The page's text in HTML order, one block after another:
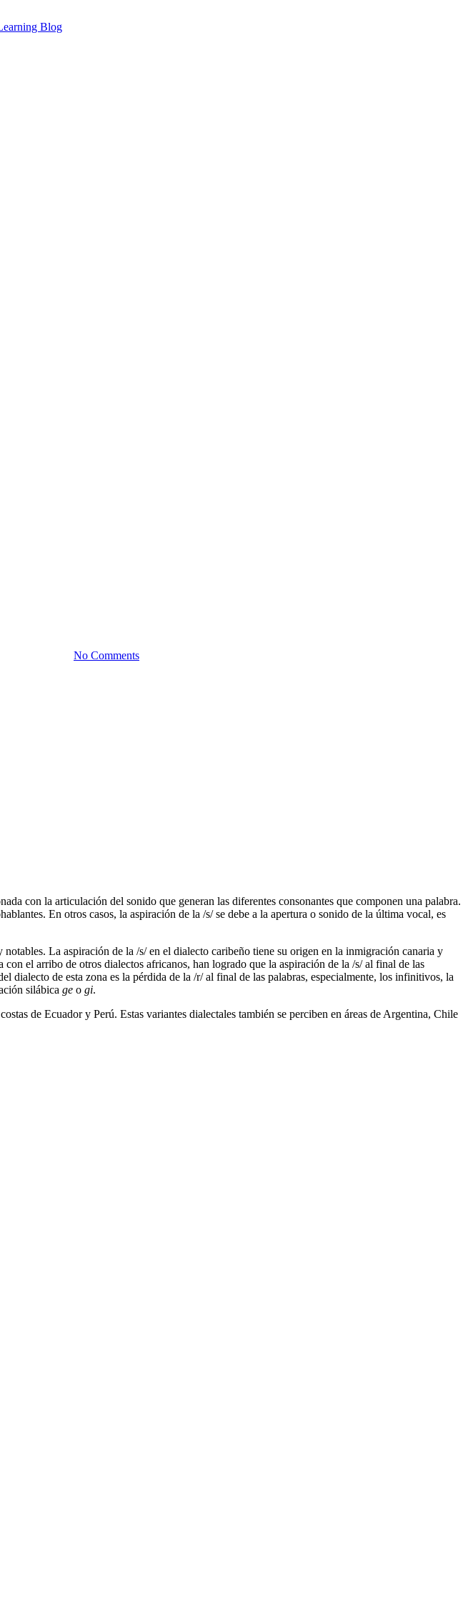
No Comments
con la articulación del sonido que generan las diferentes consonantes que componen una palabra.
En otros casos, la aspiración de la /s/ se debe a la apertura o sonido de la última vocal, es
La aspiración de la /s/ en el dialecto caribeño tiene su origen en la inmigración canaria y
el arribo de otros dialectos africanos, han logrado que la aspiración de la /s/ al final de las
de esta zona es la pérdida de la /r/ al final de las palabras, especialmente, los infinitivos, la
silábica ge o gi.
de Ecuador y Perú. Estas variantes dialectales también se perciben en áreas de Argentina, Chile